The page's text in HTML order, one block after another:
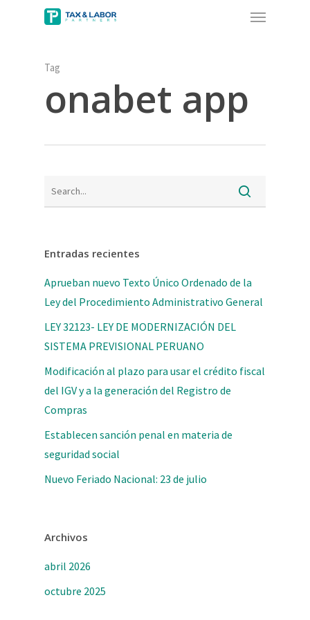
Menu
Tag
onabet app
Entradas recientes
Aprueban nuevo Texto Único Ordenado de la
Ley del Procedimiento Administrativo General
LEY 32123- LEY DE MODERNIZACIÓN DEL
SISTEMA PREVISIONAL PERUANO
Modificación al plazo para usar el crédito fiscal
del IGV y a la generación del Registro de
Compras
Establecen sanción penal en materia de
seguridad social
Nuevo Feriado Nacional: 23 de julio
Archivos
abril 2026
octubre 2025